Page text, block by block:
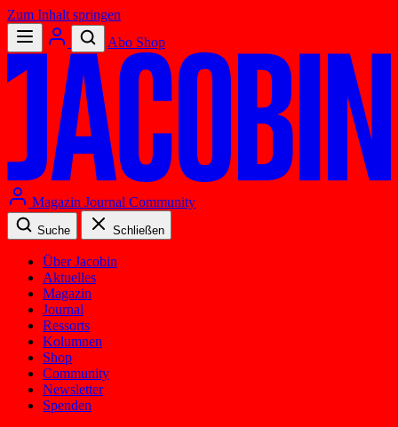
Zum Inhalt springen
Abo Shop
Magazin Journal Community
Suche Schließen
Über Jacobin
Aktuelles
Magazin
Journal
Ressorts
Kolumnen
Shop
Community
Newsletter
Spenden